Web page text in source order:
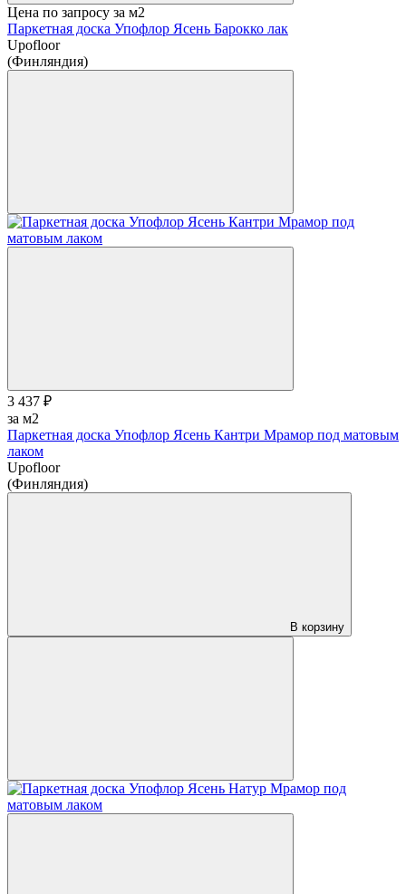
Цена по запросу за м2
Паркетная доска Упофлор Ясень Барокко лак
Upofloor
(Финляндия)
3 437 ₽
за м2
Паркетная доска Упофлор Ясень Кантри Мрамор под матовым
лаком
Upofloor
(Финляндия)
В корзину